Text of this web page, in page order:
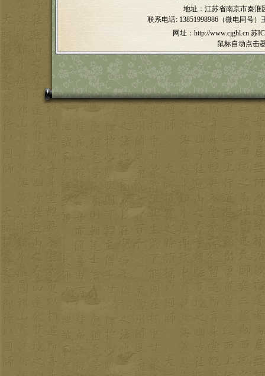
地址：江苏省南京市秦淮
联系电话: 13851998986（微电同号）
网址：http://www.cjghl.cn 苏
鼠标自动点击